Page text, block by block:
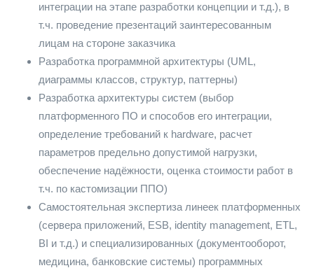
интеграции на этапе разработки концепции и т.д.), в
т.ч. проведение презентаций заинтересованным
лицам на стороне заказчика
Разработка программной архитектуры (UML,
диаграммы классов, структур, паттерны)
Разработка архитектуры систем (выбор
платформенного ПО и способов его интеграции,
определение требований к hardware, расчет
параметров предельно допустимой нагрузки,
обеспечение надёжности, оценка стоимости работ в
т.ч. по кастомизации ППО)
Самостоятельная экспертиза линеек платформенных
(сервера приложений, ESB, identity management, ETL,
BI и т.д.) и специализированных (документооборот,
медицина, банковские системы) программных